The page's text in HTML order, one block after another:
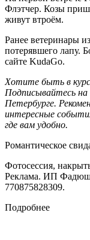
Флэтчер. Козы
живут втроём.
Ранее ветеринары
потерявшего лапу.
сайте KudaGo.
Хотите быть в
Подписывайтесь на
Петербурге.
интересные
где вам удобно.
Романтическое
Фотосессия,
Реклама. ИП
770875828309.
Подробнее